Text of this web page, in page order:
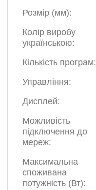
Розмір (мм):
Колір виробу
українською:
Кількість програм:
Управління:
Дисплей:
Можливість
підключення до
мереж:
Максимальна
споживана
потужність (Вт):